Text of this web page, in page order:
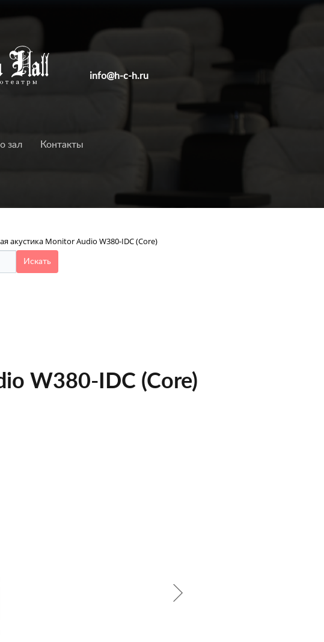
акустика Monitor Audio W380-IDC (Core)
info@h-c-h.ru
зал Контакты
W380-IDC (Core)